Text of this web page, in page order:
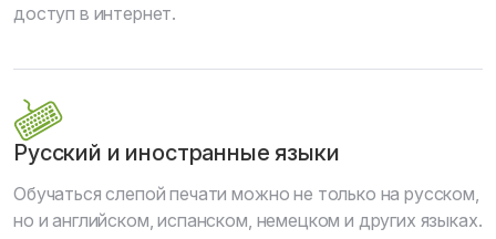
доступ в интернет.
Русский и иностранные языки
Обучаться слепой печати можно не только на русском,
но и английском, испанском, немецком и других языках.